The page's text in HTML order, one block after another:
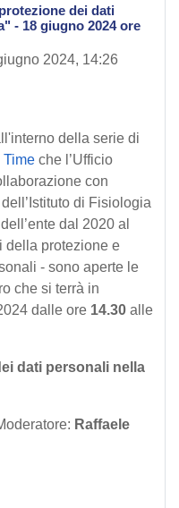
dei dati
- 18 giugno 2024 ore
2024, 14:26
della serie di
Time che l’Ufficio
con
di Fisiologia
dal 2020 al
della protezione e
- sono aperte le
che si terrà in
dalle ore 14.30 alle
dati personali nella
Raffaele